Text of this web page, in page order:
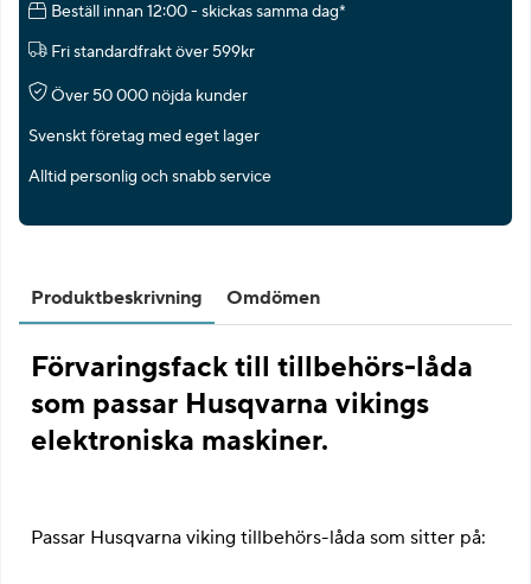
Beställ innan 12:00 - skickas samma dag*
Fri standardfrakt över 599kr
Över 50 000 nöjda kunder
Svenskt företag med eget lager
Alltid personlig och snabb service
Produktbeskrivning Omdömen
Förvaringsfack till tillbehörs-låda
som passar Husqvarna vikings
elektroniska maskiner.
Passar Husqvarna viking tillbehörs-låda som sitter på: